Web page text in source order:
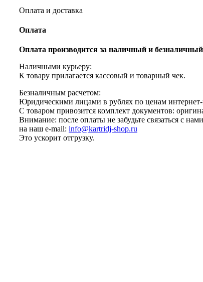
Оплата и доставка
Оплата
Оплата производится за наличный и
Наличными курьеру:
К товару прилагается кассовый и товарный чек.
Безналичным расчетом:
Юридическими лицами в рублях по ценам интернет-
С товаром привозится комплект документов:
Внимание: после оплаты не забудьте связаться с
на наш e-mail: info@kartridj-shop.ru
Это ускорит отгрузку.